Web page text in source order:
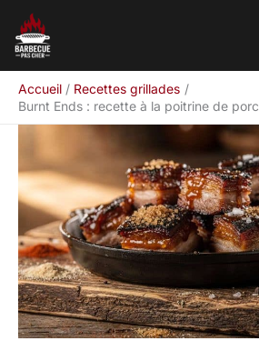
contenu
Accueil
Recettes grillades
Burnt Ends : recette à la poitrine de porc
Rechercher